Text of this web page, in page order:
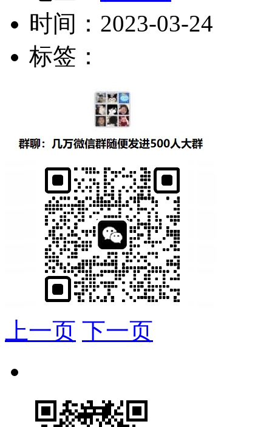
时间： 2023-03-24
标签：
上一页 下一页